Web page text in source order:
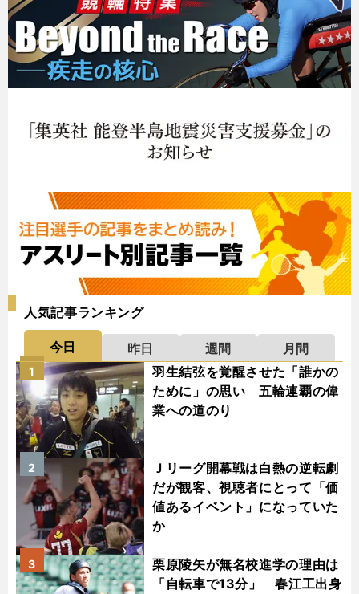
人気記事ランキング
今日 昨日 週間
月間
羽生結弦を覚醒させた「誰かの
ために」の思い 五輪連覇の偉
業への道のり
1
Ｊリーグ開幕戦は白熱の逆転劇
だが観客、視聴者にとって「価
値あるイベント」になっていた
か
2
栗原陵矢が無名校進学の理由は
「自転車で13分」 春江工出身
3